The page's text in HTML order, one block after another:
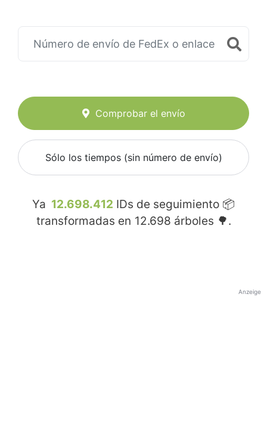
Comprobar el envío
Sólo los tiempos (sin número de envío)
Ya 12.698.412 IDs de seguimiento 📦
transformadas en 12.698 árboles 🌳.
Anzeige